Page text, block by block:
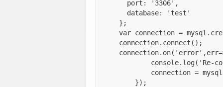
port:
      database: 'test'
    };
var connection =
    connection.connect();
console.log('Re-
connection =
        });